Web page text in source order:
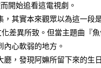
開始追看這電視劇。
其實本來觀眾以為這一段
差異所致。但當主題曲『
心軟弱的地方。
，發現阿嫲所留下來的生